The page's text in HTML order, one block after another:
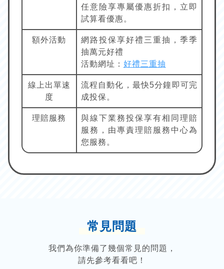
任意險享專屬優惠折扣，立即
試算看優惠。
額外活動
網路投保享好禮三重抽，季季
抽萬元好禮
活動網址： 好禮三重抽
線上出單速
度
流程自動化，最快5分鐘即可完
成投保。
理賠服務
與線下業務投保享有相同理賠
服務，由專責理賠服務中心為
您服務。
常見問題
我們為你準備了幾個常見的問題，
請先參考看看吧！